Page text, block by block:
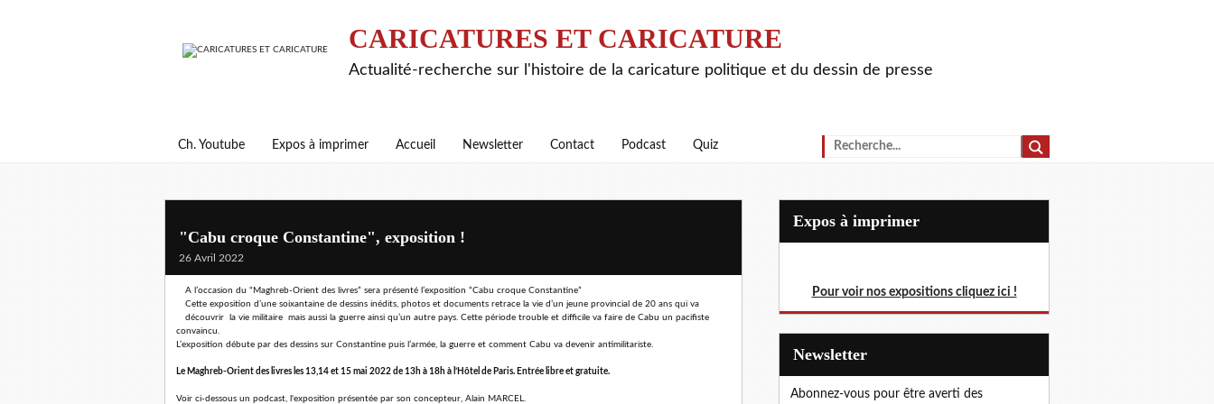
CARICATURES ET CARICATURE
Actualité-recherche sur l'histoire de la caricature politique et du dessin de presse
Ch. Youtube Expos à imprimer Accueil Newsletter Contact Podcast Quiz
"Cabu croque Constantine", exposition !
26 Avril 2022
A l’occasion du “Maghreb-Orient des livres” sera présenté l’exposition “Cabu croque Constantine”
Cette exposition d’une soixantaine de dessins inédits, photos et documents retrace la vie d’un jeune provincial de 20 ans qui va
découvrir la vie militaire mais aussi la guerre ainsi qu’un autre pays. Cette période trouble et difficile va faire de Cabu un pacifiste
convaincu.
L’exposition débute par des dessins sur Constantine puis l’armée, la guerre et comment Cabu va devenir antimilitariste.
Le Maghreb-Orient des livres les 13,14 et 15 mai 2022 de 13h à 18h à l’Hôtel de Paris. Entrée libre et gratuite.
Voir ci-dessous un podcast, l'exposition présentée par son concepteur, Alain MARCEL.
Expos à imprimer
Pour voir nos expositions cliquez ici !
Newsletter
Abonnez-vous pour être averti des